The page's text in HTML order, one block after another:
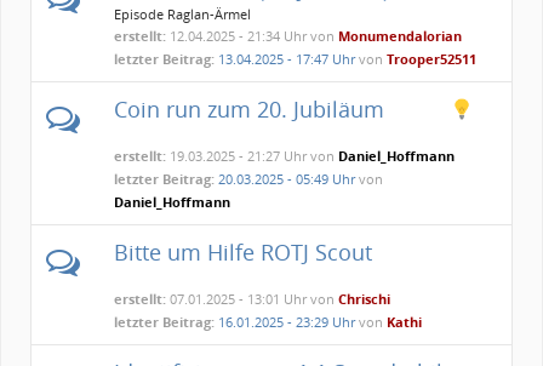
Episode Raglan-Ärmel
erstellt:12.04.2025 - 21:34 Uhr von Monumendalorian
letzter Beitrag: 13.04.2025 - 17:47 Uhrvon Trooper52511
Coin run zum 20. Jubiläum
erstellt:19.03.2025 - 21:27 Uhr von Daniel_Hoffmann
letzter Beitrag: 20.03.2025 - 05:49 Uhrvon
Daniel_Hoffmann
Bitte um Hilfe ROTJ Scout
erstellt:07.01.2025 - 13:01 Uhr von Chrischi
letzter Beitrag: 16.01.2025 - 23:29 Uhrvon Kathi